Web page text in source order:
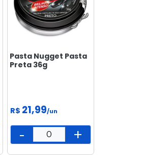
Pasta Nugget Pasta
Preta 36g
R$ 21,99/un
- +